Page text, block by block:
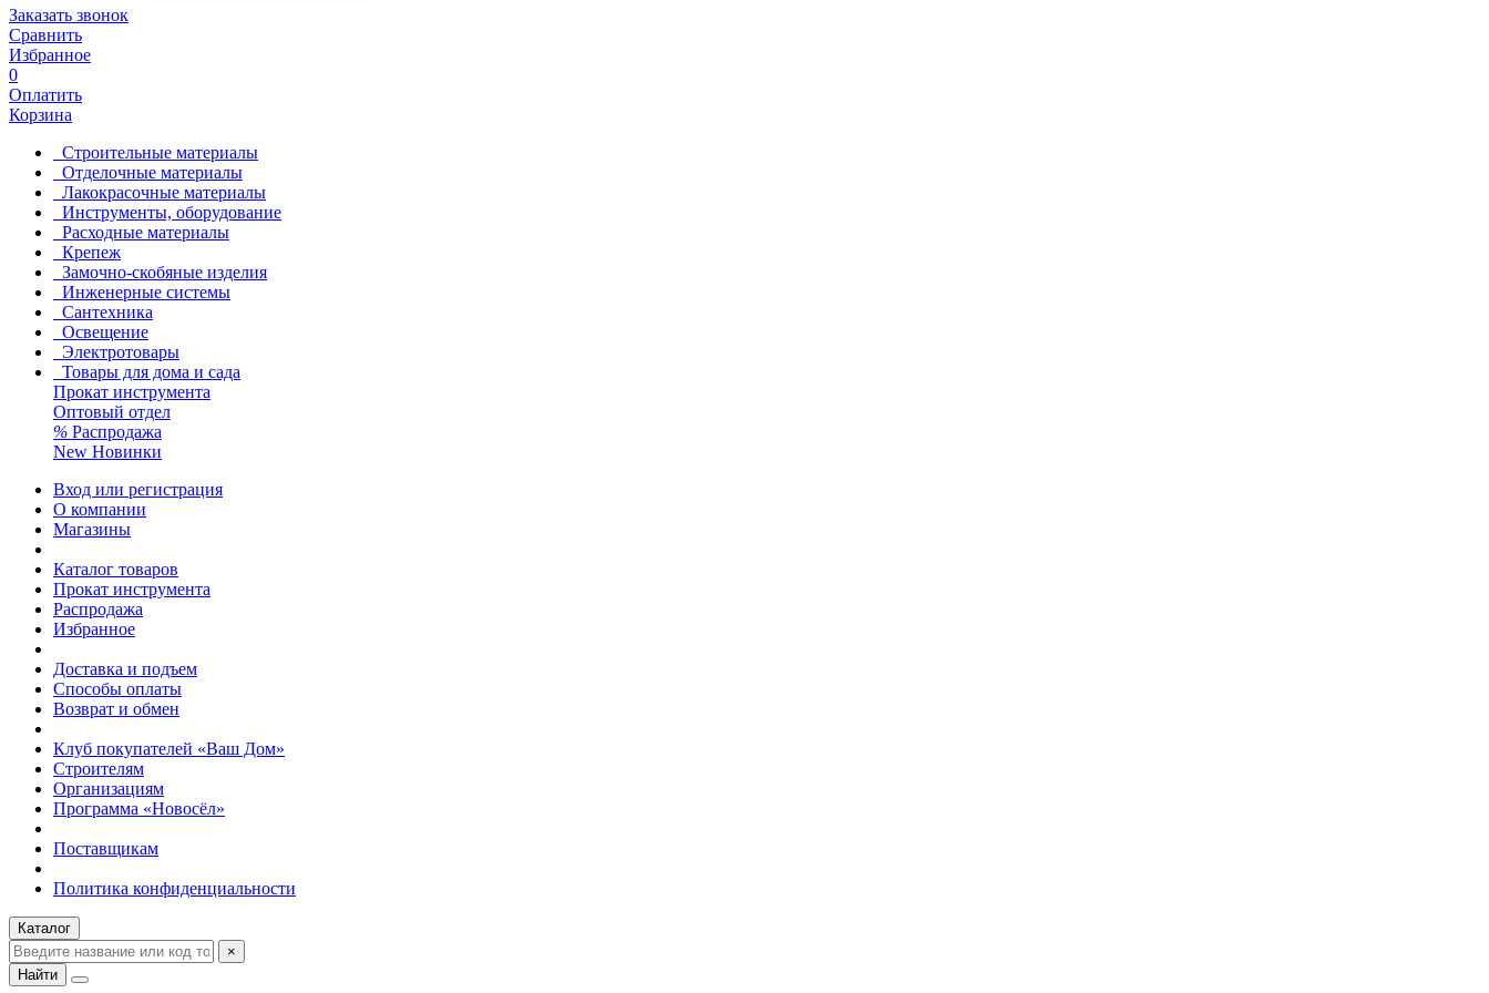
Заказать звонок
Сравнить
Избранное
0
Оплатить
Корзина
Строительные материалы
Отделочные материалы
Лакокрасочные материалы
Инструменты, оборудование
Расходные материалы
Крепеж
Замочно-скобяные изделия
Инженерные системы
Сантехника
Освещение
Электротовары
Товары для дома и сада
Прокат инструмента
Оптовый отдел
% Распродажа
New Новинки
Вход или регистрация
О компании
Магазины
Каталог товаров
Прокат инструмента
Распродажа
Избранное
Доставка и подъем
Способы оплаты
Возврат и обмен
Клуб покупателей «Ваш Дом»
Строителям
Организациям
Программа «Новосёл»
Поставщикам
Политика конфиденциальности
Каталог
×
Найти